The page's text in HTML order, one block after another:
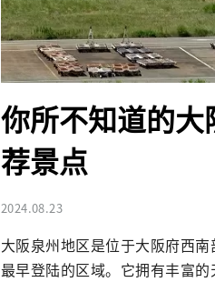
你所不知道的
荐景点
2024.08.23
大阪泉州地区是位于大阪府西
最早登陆的区域。它拥有丰富